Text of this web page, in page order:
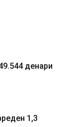
денари
1,3